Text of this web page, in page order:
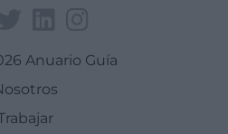
Anuario Guía